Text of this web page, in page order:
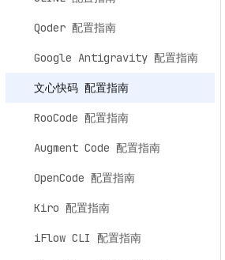
Qoder 配置指南
Google Antigravity 配置指南
文心快码 配置指南
RooCode 配置指南
Augment Code 配置指南
OpenCode 配置指南
Kiro 配置指南
iFlow CLI 配置指南